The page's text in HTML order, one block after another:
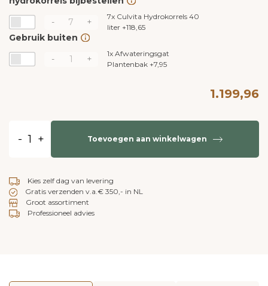
-
+ 7x Culvita Hydrokorrels 40
liter +118,65
Gebruik buiten
-
+ 1x Afwateringsgat
Plantenbak +7,95
1.199,96
- + Toevoegen aan winkelwagen
Kies zelf dag van levering
Gratis verzenden v.a.€ 350,- in NL
Groot assortiment
Professioneel advies